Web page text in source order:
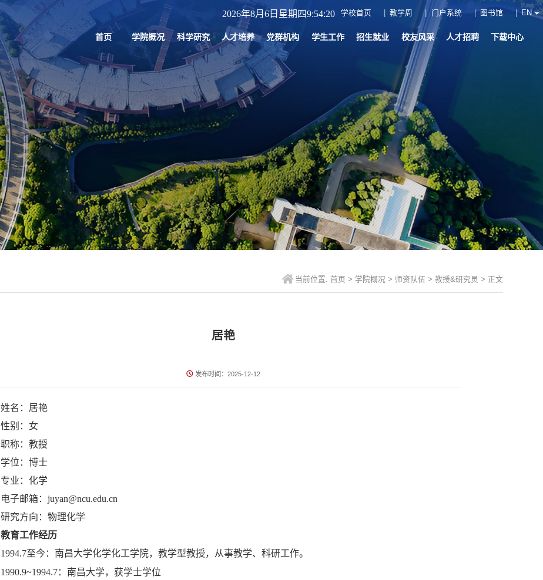
2026年8月6日星期四9:54:20 学校首页 教学周 门户系统 图书馆 EN
首页 学院概况 科学研究 人才培养 党群机构 学生工作 招生就业 校友风采 人才招聘 下载中心
当前位置: 首页 > 学院概况> 师资队伍 > 教授&研究员 > 正文
居艳
发布时间：2025-12-12
姓名：居艳
性别：女
职称：教授
学位：博士
专业：化学
电子邮箱：juyan@ncu.edu.cn
研究方向：物理化学
教育工作经历
1994.7至今：南昌大学化学化工学院，教学型教授，从事教学、科研工作。
1990.9~1994.7：南昌大学，获学士学位